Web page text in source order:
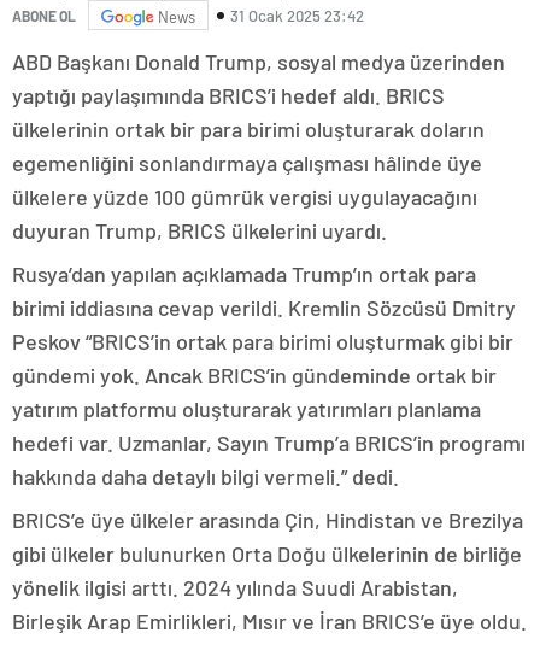
ABONE OL News 31 Ocak 2025 23:42
ABD Başkanı Donald Trump, sosyal medya üzerinden
yaptığı paylaşımında BRICS’i hedef aldı. BRICS
ülkelerinin ortak bir para birimi oluşturarak doların
egemenliğini sonlandırmaya çalışması hâlinde üye
ülkelere yüzde 100 gümrük vergisi uygulayacağını
duyuran Trump, BRICS ülkelerini uyardı.
Rusya’dan yapılan açıklamada Trump’ın ortak para
birimi iddiasına cevap verildi. Kremlin Sözcüsü Dmitry
Peskov “BRICS’in ortak para birimi oluşturmak gibi bir
gündemi yok. Ancak BRICS’in gündeminde ortak bir
yatırım platformu oluşturarak yatırımları planlama
hedefi var. Uzmanlar, Sayın Trump’a BRICS’in programı
hakkında daha detaylı bilgi vermeli.” dedi.
BRICS’e üye ülkeler arasında Çin, Hindistan ve Brezilya
gibi ülkeler bulunurken Orta Doğu ülkelerinin de birliğe
yönelik ilgisi arttı. 2024 yılında Suudi Arabistan,
Birleşik Arap Emirlikleri, Mısır ve İran BRICS’e üye oldu.